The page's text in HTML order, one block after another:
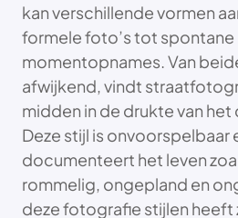
kan verschillende vormen
formele foto’s tot spontane
momentopnames. Van
afwijkend, vindt
midden in de drukte van het
Deze stijl is onvoorspelbaar
documenteert het leven
rommelig, ongepland en
deze fotografie stijlen heeft